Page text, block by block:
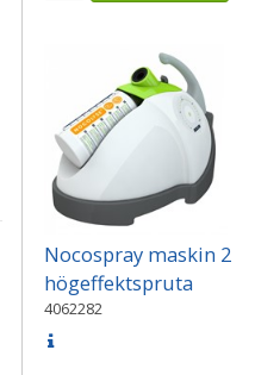
Nocospray maskin 2
högeffektspruta
4062282